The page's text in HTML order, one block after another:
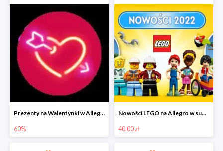
Prezenty na Walentynki w Allegro do -60%
60%
Nowości LEGO na Allegro w super cenach od 40 zł
40.00 zł